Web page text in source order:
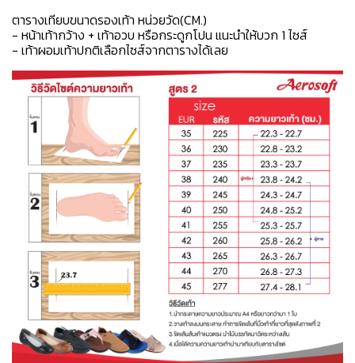
ตารางเทียบขนาดรองเท้า หน่วยวัด(CM.)
- หน้าเท้ากว้าง + เท้าอวบ หรือกระดูกโปน แนะนำให้บวก 1 ไซส์
- เท้าผอมเท้าปกติเลือกไซส์จากตารางได้เลย